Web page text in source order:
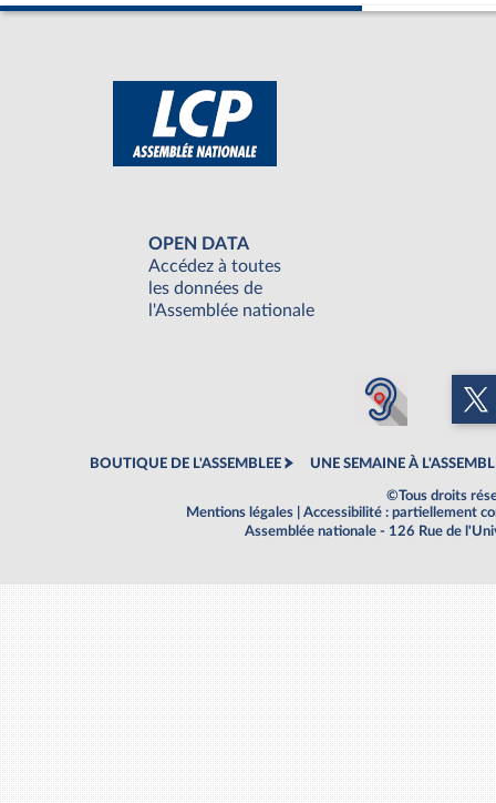
OPEN DATA
Accédez à toutes
les données de
l'Assemblée nationale
BOUTIQUE DE L'ASSEMBLEE UNE SEMAINE À
©Tous droits
Mentions légales
Accessibilité : partiellement
Assemblée nationale - 126 Rue de